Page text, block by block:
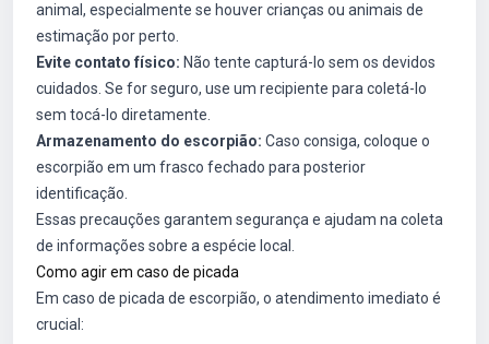
animal, especialmente se houver crianças ou animais de
estimação por perto.
Evite contato físico: Não tente capturá-lo sem os devidos
cuidados. Se for seguro, use um recipiente para coletá-lo
sem tocá-lo diretamente.
Armazenamento do escorpião: Caso consiga, coloque o
escorpião em um frasco fechado para posterior
identificação.
Essas precauções garantem segurança e ajudam na coleta
de informações sobre a espécie local.
Como agir em caso de picada
Em caso de picada de escorpião, o atendimento imediato é
crucial: